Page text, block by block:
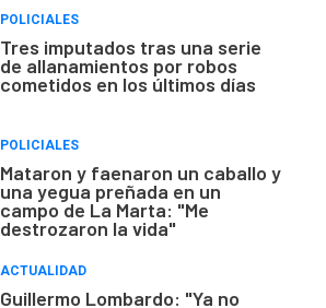
POLICIALES
Tres imputados tras una serie
de allanamientos por robos
cometidos en los últimos días
POLICIALES
Mataron y faenaron un caballo y
una yegua preñada en un
campo de La Marta: "Me
destrozaron la vida"
ACTUALIDAD
Guillermo Lombardo: "Ya no